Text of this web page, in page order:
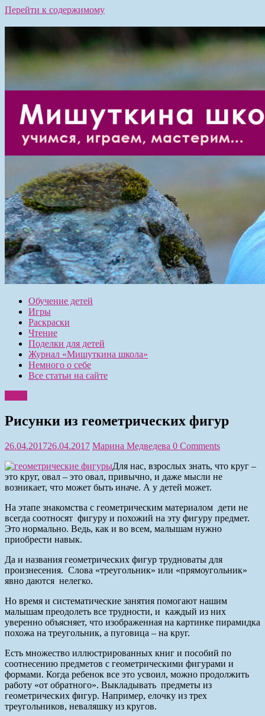
Перейти к содержимому
Обучение детей
Игры
Раскраски
Чтение
Поделки для детей
Журнал «Мишуткина школа»
Немного о себе
Все статьи на сайте
Рисунки из геометрических фигур
26.04.201726.04.2017 Марина Медведева 0 Comments
Для нас, взрослых знать, что круг –
это круг, овал – это овал, привычно, и даже мысли не
возникает, что может быть иначе. А у детей может.
На этапе знакомства с геометрическим материалом дети не
всегда соотносят фигуру и похожий на эту фигуру предмет.
Это нормально. Ведь, как и во всем, малышам нужно
приобрести навык.
Да и названия геометрических фигур трудноваты для
произнесения. Слова «треугольник» или «прямоугольник»
явно даются нелегко.
Но время и систематические занятия помогают нашим
малышам преодолеть все трудности, и каждый из них
уверенно объясняет, что изображенная на картинке пирамидка
похожа на треугольник, а пуговица – на круг.
Есть множество иллюстрированных книг и пособий по
соотнесению предметов с геометрическими фигурами и
формами. Когда ребенок все это усвоил, можно продолжить
работу «от обратного». Выкладывать предметы из
геометрических фигур. Например, елочку из трех
треугольников, неваляшку из кругов.